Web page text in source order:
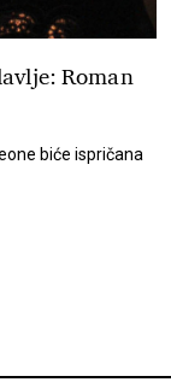
Roman
biće ispričana